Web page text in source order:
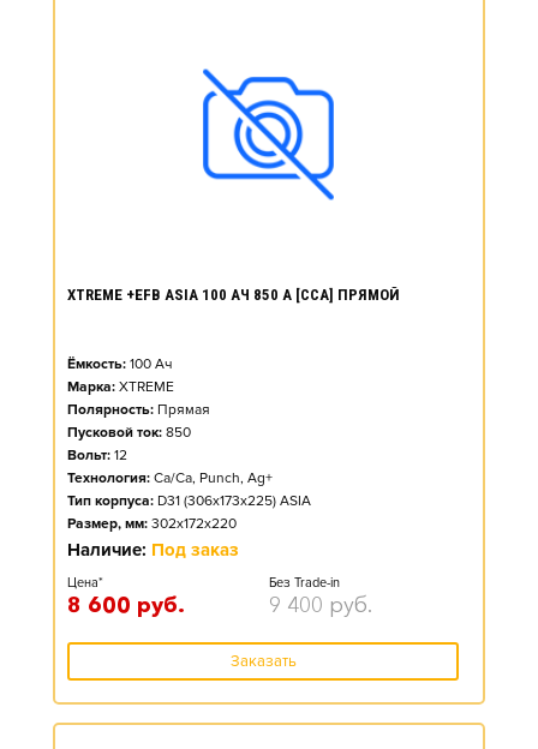
XTREME +EFB ASIA 100 АЧ 850 А [CCA] ПРЯМОЙ
Ёмкость: 100 Ач
Марка: XTREME
Полярность: Прямая
Пусковой ток: 850
Вольт: 12
Технология: Ca/Ca, Punch, Ag+
Тип корпуса: D31 (306x173x225) ASIA
Размер, мм: 302x172x220
Наличие: Под заказ
Цена*
8 600 руб.
Без Trade-in
9 400 руб.
Заказать